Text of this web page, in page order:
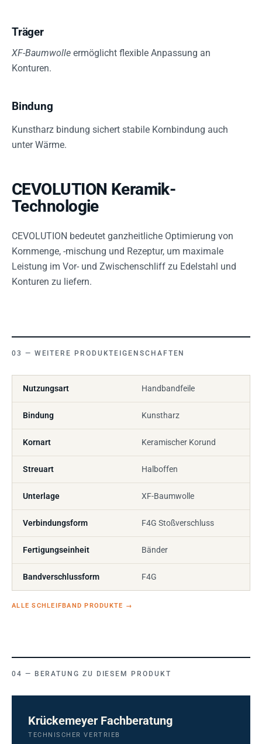
Träger
XF-Baumwolle ermöglicht flexible Anpassung an
Konturen.
Bindung
Kunstharz bindung sichert stabile Kornbindung auch
unter Wärme.
CEVOLUTION Keramik-
Technologie
CEVOLUTION bedeutet ganzheitliche Optimierung von
Kornmenge, -mischung und Rezeptur, um maximale
Leistung im Vor- und Zwischenschliff zu Edelstahl und
Konturen zu liefern.
WEITERE PRODUKTEIGENSCHAFTEN
Nutzungsart Handbandfeile
Bindung Kunstharz
Kornart Keramischer Korund
Streuart Halboffen
Unterlage XF-Baumwolle
Verbindungsform F4G Stoßverschluss
Fertigungseinheit Bänder
Bandverschlussform F4G
ALLE SCHLEIFBAND PRODUKTE →
BERATUNG ZU DIESEM PRODUKT
Krückemeyer Fachberatung
TECHNISCHER VERTRIEB